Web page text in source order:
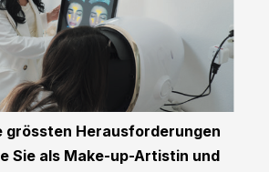
grössten Herausforderungen
Sie als Make-up-Artistin und